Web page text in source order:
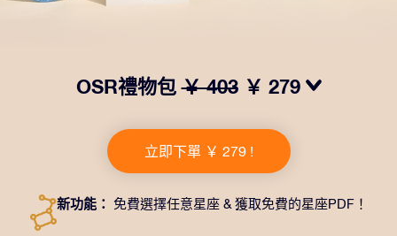
OSR禮物包￥ 403 ￥ 279
一個精美的信封、寄往您的收貨地址的個性化文檔、電子
文件以及免費應用程序。這是一種向親友贈送永恒禮物的
神奇方式。
立即下單 ￥ 279 !
新功能： 免費選擇任意星座 & 獲取免費的星座PDF！